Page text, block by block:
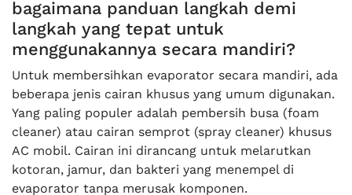
bagaimana panduan langkah demi
langkah yang tepat untuk
menggunakannya secara mandiri?
Untuk membersihkan evaporator secara mandiri, ada
beberapa jenis cairan khusus yang umum digunakan.
Yang paling populer adalah pembersih busa (foam
cleaner) atau cairan semprot (spray cleaner) khusus
AC mobil. Cairan ini dirancang untuk melarutkan
kotoran, jamur, dan bakteri yang menempel di
evaporator tanpa merusak komponen.